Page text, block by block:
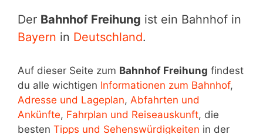
Der Bahnhof Freihung ist ein Bahnhof in
Bayern in Deutschland.
Auf dieser Seite zum Bahnhof Freihung findest
du alle wichtigen Informationen zum Bahnhof,
Adresse und Lageplan, Abfahrten und
Ankünfte, Fahrplan und Reiseauskunft, die
besten Tipps und Sehenswürdigkeiten in der